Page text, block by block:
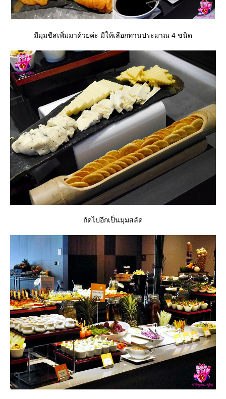
มีมุมชีสเพิ่มมาด้วยค่ะ มีให้เลือกทานประมาณ 4 ชนิด
ถัดไปอีกเป็นมุมสลัด